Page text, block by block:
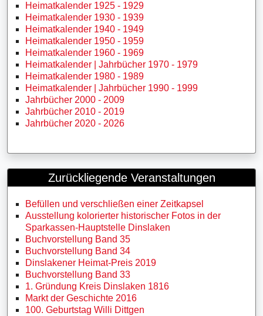
Heimatkalender 1925 - 1929
Heimatkalender 1930 - 1939
Heimatkalender 1940 - 1949
Heimatkalender 1950 - 1959
Heimatkalender 1960 - 1969
Heimatkalender | Jahrbücher 1970 - 1979
Heimatkalender 1980 - 1989
Heimatkalender | Jahrbücher 1990 - 1999
Jahrbücher 2000 - 2009
Jahrbücher 2010 - 2019
Jahrbücher 2020 - 2026
Zurückliegende Veranstaltungen
Befüllen und verschließen einer Zeitkapsel
Ausstellung kolorierter historischer Fotos in der
Sparkassen-Hauptstelle Dinslaken
Buchvorstellung Band 35
Buchvorstellung Band 34
Dinslakener Heimat-Preis 2019
Buchvorstellung Band 33
1. Gründung Kreis Dinslaken 1816
Markt der Geschichte 2016
100. Geburtstag Willi Dittgen